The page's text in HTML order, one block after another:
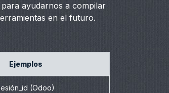
ayudarnos a compilar
en el futuro.
Ejemplos
(Odoo)